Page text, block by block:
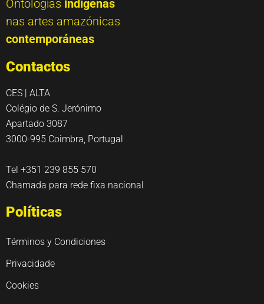
Ontologías indígenas
nas artes amazónicas
contemporáneas
Contactos
CES | ALTA
Colégio de S. Jerónimo
Apartado 3087
3000-995 Coimbra, Portugal
Tel +351 239 855 570
Chamada para rede fixa nacional
Políticas
Términos y Condiciones
Privacidade
Cookies